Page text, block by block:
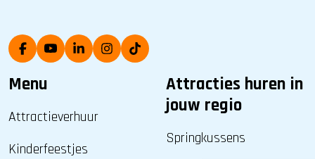
Menu
Attractieverhuur
Kinderfeestjes
Attracties huren in
jouw regio
Springkussens